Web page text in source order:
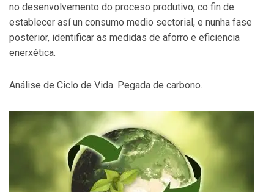
no desenvolvemento do proceso produtivo, co fin de
establecer así un consumo medio sectorial, e nunha fase
posterior, identificar as medidas de aforro e eficiencia
enerxética.
Análise de Ciclo de Vida. Pegada de carbono.